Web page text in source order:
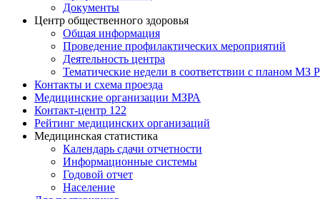
Документы
Центр общественного здоровья
Общая информация
Проведение профилактических мероприятий
Деятельность центра
Тематические недели в соответствии с планом МЗ
Контакты и схема проезда
Медицинские организации МЗРА
Контакт-центр 122
Рейтинг медицинских организаций
Медицинская статистика
Календарь сдачи отчетности
Информационные системы
Годовой отчет
Население